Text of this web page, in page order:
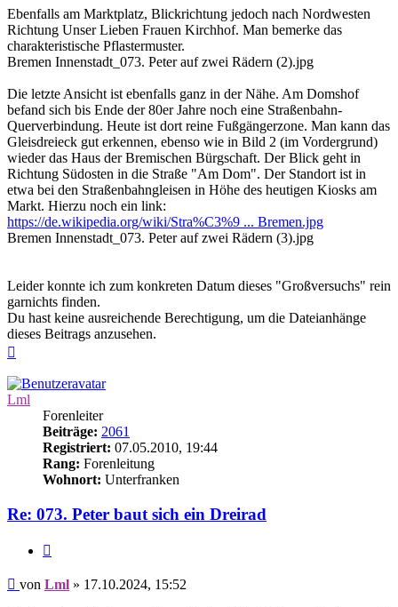
Ebenfalls am Marktplatz, Blickrichtung jedoch nach Nordwesten
Richtung Unser Lieben Frauen Kirchhof. Man bemerke das
charakteristische Pflastermuster.
Bremen Innenstadt_073. Peter auf zwei Rädern (2).jpg
Die letzte Ansicht ist ebenfalls ganz in der Nähe. Am Domshof
befand sich bis Ende der 80er Jahre noch eine Straßenbahn-
Querverbindung. Heute ist dort reine Fußgängerzone. Man kann das
Gleisdreieck gut erkennen, ebenso wie in Bild 2 (im Vordergrund)
wieder das Haus der Bremischen Bürgschaft. Der Blick geht in
Richtung Südosten in die Straße "Am Dom". Der Standort ist in
etwa bei den Straßenbahngleisen in Höhe des heutigen Kiosks am
Markt. Hierzu noch ein link:
https://de.wikipedia.org/wiki/Stra%C3%9 ... Bremen.jpg
Bremen Innenstadt_073. Peter auf zwei Rädern (3).jpg
Leider konnte ich zum konkreten Datum dieses "Großversuchs" rein
garnichts finden.
Du hast keine ausreichende Berechtigung, um die Dateianhänge
dieses Beitrags anzusehen.
Lml
Forenleiter
Beiträge: 2061
Registriert: 07.05.2010, 19:44
Rang: Forenleitung
Wohnort: Unterfranken
Re: 073. Peter baut sich ein Dreirad
Beitrag
von Lml » 17.10.2024, 15:52